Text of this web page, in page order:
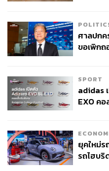
Photo:https://
บางครั้งถึงสโมสรไม่อยาก
กล้าขอก็กล้าให้
ในทางฟุตบอลแล้ว หากสโม
นักเตะเองต้องแสดงออกอย่า
เหมือนตัวอย่างของ หลุยส์ ซั
หนึ่งก็งอแง อีกคนก็เจ็บหลัง สุ
ศาลปกค
ขอเพิก
SPORT
adidas
EXO ค
ยุคใหม่ร
รถไฮบ